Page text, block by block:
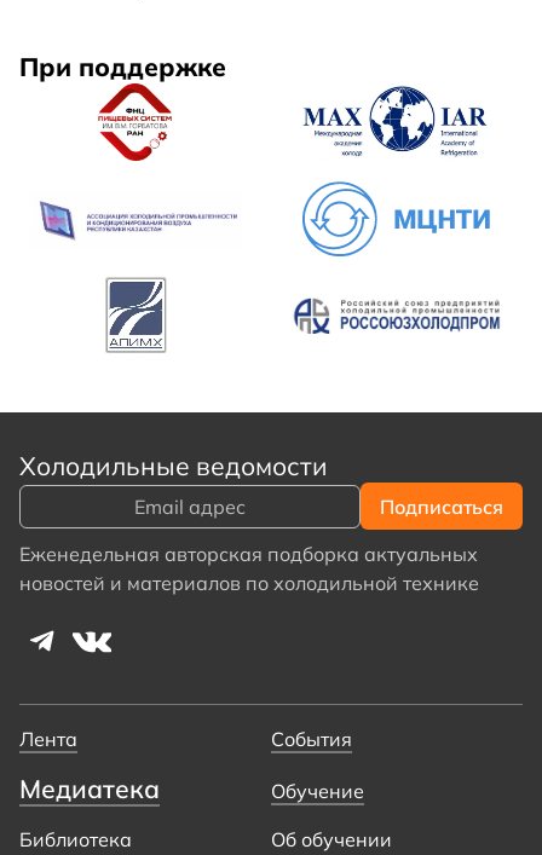
При поддержке
Холодильные ведомости
Еженедельная авторская подборка актуальных
новостей и материалов по холодильной технике
Лента События
Медиатека
Библиотека
Обучение
Об обучении